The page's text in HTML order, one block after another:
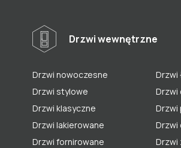
Drzwi wewnętrzne
Drzwi nowoczesne
Drzwi stylowe
Drzwi klasyczne
Drzwi lakierowane
Drzwi fornirowane
Drzwi
Drzwi
Drzwi
Drzwi
Drzwi